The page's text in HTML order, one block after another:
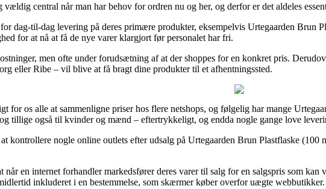
central når man har behov for ordren nu og her, og derfor er det aldeles
dag-til-dag levering på deres primære produkter, eksempelvis Urtegaarden Brun
for at nå at få de nye varer klargjort før personalet har fri.
men ofte under forudsætning af at der shoppes for en konkret pris.
eller Ribe – vil blive at få bragt dine produkter til et afhentningssted.
for os alle at sammenligne priser hos flere netshops, og følgelig har mange
tillige også til kvinder og mænd – eftertrykkeligt, og endda nogle gange love
kontrollere nogle online outlets efter udsalg på Urtegaarden Brun Plastflaske (100
en internet forhandler markedsfører deres varer til salg for en salgspris som
inkluderet i en bestemmelse, som skærmer køber overfor uægte webbutikker.